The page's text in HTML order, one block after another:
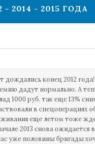
- 2015 ГОДА
дождались конец 2012
дадут нормально. А
1000 руб. так еще 13%
в спецоперациях
еще летом тоже
2013 снова
уже половины бригады